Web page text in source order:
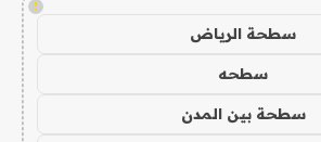
!
سطحة الرياض
سطحه
سطحة بين المدن